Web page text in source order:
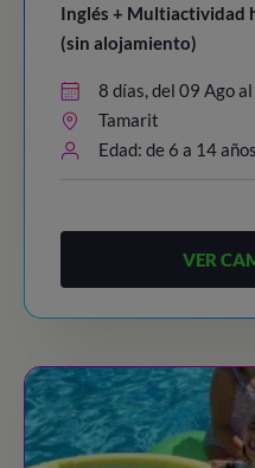
Inglés + Multiactividad
(sin alojamiento)
8 días, del 09 Ago
Tamarit
Edad: de 6 a 14 años
VER